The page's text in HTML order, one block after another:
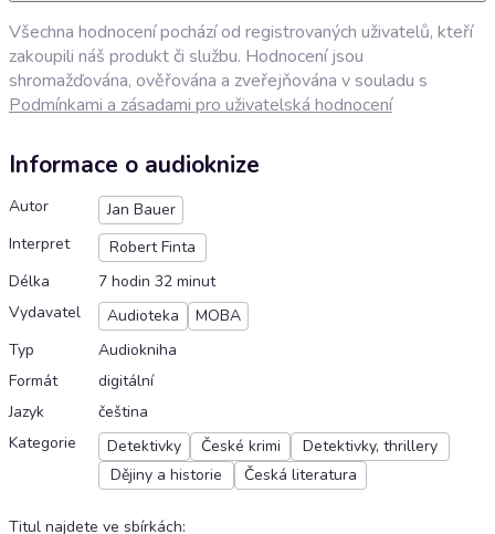
Všechna hodnocení pochází od registrovaných uživatelů, kteří
zakoupili náš produkt či službu. Hodnocení jsou
shromažďována, ověřována a zveřejňována v souladu s
Podmínkami a zásadami pro uživatelská hodnocení
Informace o audioknize
Autor
Jan Bauer
Interpret
Robert Finta
Délka
7 hodin 32 minut
Vydavatel
Audioteka
MOBA
Typ
Audiokniha
Formát
digitální
Jazyk
čeština
Kategorie
Detektivky České krimi
Detektivky, thrillery
Dějiny a historie
Česká literatura
Titul najdete ve sbírkách: